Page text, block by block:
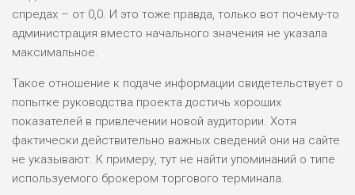
ДОХОД: НИЗКИЙ
БЮДЖЕТ: НИЗКИЙ
ОБЗОР
ПОДОЙДЕТ
0
РИСКИ: НИЗКИЕ
ДОХОД: СРЕДНИЙ
БЮДЖЕТ: НИЗКИЙ
ОБЗОР
спредах – от 0,0. И это тоже правда, только вот почему-то
администрация вместо начального значения не указала
максимальное.
Такое отношение к подаче информации свидетельствует о
попытке руководства проекта достичь хороших
показателей в привлечении новой аудитории. Хотя
фактически действительно важных сведений они на сайте
не указывают. К примеру, тут не найти упоминаний о типе
используемого брокером торгового терминала.